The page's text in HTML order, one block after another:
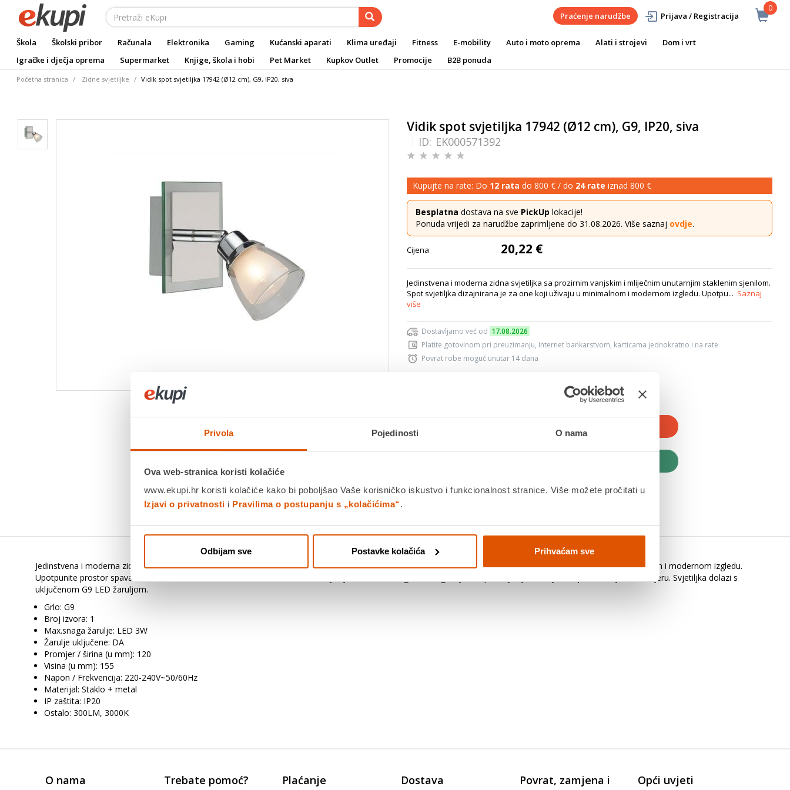
Privola Pojedinosti O nama
Ova web-stranica koristi kolačiće
www.ekupi.hr koristi kolačiće kako bi poboljšao Vaše korisničko iskustvo i funkcionalnost stranice. Više možete pročitati u
Izjavi o privatnosti i Pravilima o postupanju s „kolačićima“.
Odbijam sve Postavke kolačića Prihvaćam sve
0
Praćenje narudžbe Prijava / Registracija
Škola Školski pribor Računala Elektronika Gaming Kućanski aparati Klima uređaji Fitness E-mobility Auto i moto oprema Alati i strojevi
Dom i vrt
Igračke i dječja oprema
Supermarket Knjige, škola i hobi Pet Market Kupkov Outlet Promocije B2B ponuda
Početna stranica Zidne svjetiljke Vidik spot svjetiljka 17942 (Ø12 cm), G9, IP20, siva
Vidik spot svjetiljka 17942 (Ø12 cm), G9, IP20, siva
ID: EK000571392
Kupujte na rate: Do 12 rata do 800 € / do 24 rate iznad 800 €
Besplatna dostava na sve PickUp lokacije!
Ponuda vrijedi za narudžbe zaprimljene do 31.08.2026. Više saznaj ovdje.
Cijena 20,22 €
Jedinstvena i moderna zidna svjetiljka sa prozirnim vanjskim i mliječnim unutarnjim staklenim sjenilom.
Spot svjetiljka dizajnirana je za one koji uživaju u minimalnom i modernom izgledu. Upotpu... Saznaj
više
Dostavljamo već od 17.08.2026
Platite gotovinom pri preuzimanju, Internet bankarstvom, karticama jednokratno i na rate
Povrat robe moguć unutar 14 dana
Detalji proizvoda Specifikacije Ocjene
Jedinstvena i moderna zidna svjetiljka sa prozirnim vanjskim i mliječnim unutarnjim staklenim sjenilom. Spot svjetiljka dizajnirana je za one koji uživaju u minimalnom i modernom izgledu.
Upotpunite prostor spavaćih soba, dnevnih boravaka ili čak ureda sa ovom svjetiljkom. Pomični zglob omogućuje da spot svjetiljku namjestite prema željenom smjeru. Svjetiljka dolazi s
uključenom G9 LED žaruljom.
Grlo: G9
Broj izvora: 1
Max.snaga žarulje: LED 3W
Žarulje uključene: DA
Promjer / širina (u mm): 120
Visina (u mm): 155
Napon / Frekvencija: 220-240V~50/60Hz
Materijal: Staklo + metal
IP zaštita: IP20
Ostalo: 300LM, 3000K
O nama Trebate pomoć? Plaćanje Dostava
Povrat, zamjena i
Opći uvjeti